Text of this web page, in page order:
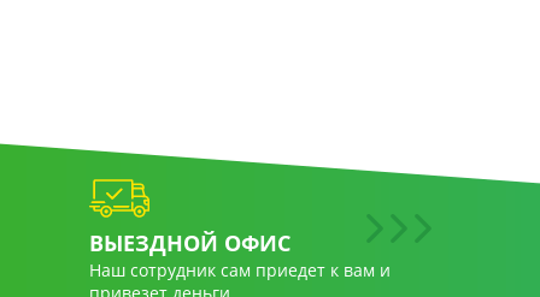
ВЫЕЗДНОЙ ОФИС
Наш сотрудник сам приедет к вам и